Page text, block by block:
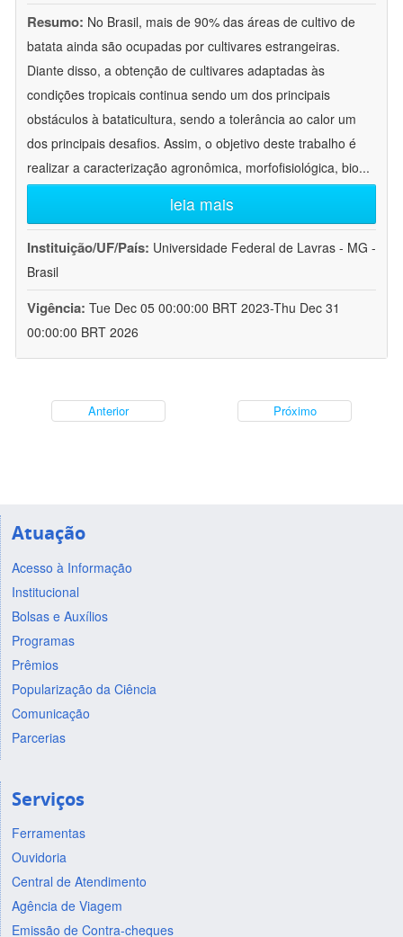
Resumo: No Brasil, mais de 90% das áreas de cultivo de
batata ainda são ocupadas por cultivares estrangeiras.
Diante disso, a obtenção de cultivares adaptadas às
condições tropicais continua sendo um dos principais
obstáculos à bataticultura, sendo a tolerância ao calor um
dos principais desafios. Assim, o objetivo deste trabalho é
realizar a caracterização agronômica, morfofisiológica, bio...
leia mais
Instituição/UF/País: Universidade Federal de Lavras - MG -
Brasil
Vigência: Tue Dec 05 00:00:00 BRT 2023-Thu Dec 31
00:00:00 BRT 2026
Anterior Próximo
Atuação
Acesso à Informação
Institucional
Bolsas e Auxílios
Programas
Prêmios
Popularização da Ciência
Comunicação
Parcerias
Serviços
Ferramentas
Ouvidoria
Central de Atendimento
Agência de Viagem
Emissão de Contra-cheques